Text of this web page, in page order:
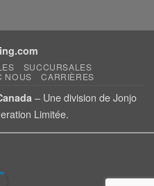
SUCCURSALES
NOUS
CARRIÈRES
– Une division de Jonjo
Limitée.